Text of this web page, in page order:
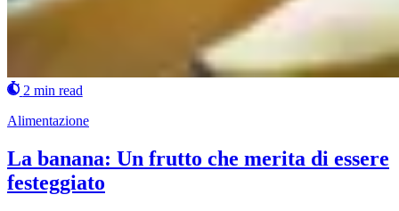
2 min read
Alimentazione
La banana: Un frutto che merita di essere
festeggiato